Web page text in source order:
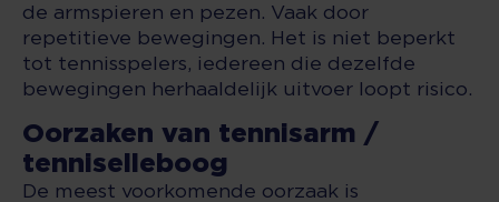
de armspieren en pezen. Vaak door
repetitieve bewegingen. Het is niet beperkt
tot tennisspelers, iedereen die dezelfde
bewegingen herhaaldelijk uitvoer loopt risico.
Oorzaken van tennisarm /
tenniselleboog
De meest voorkomende oorzaak is